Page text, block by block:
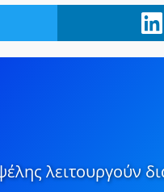
λειτουργούν